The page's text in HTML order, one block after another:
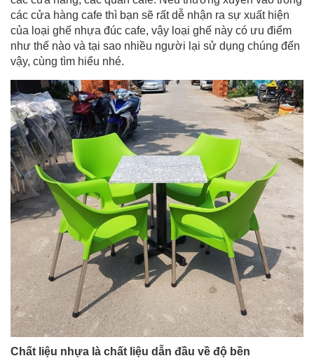
các cửa hàng cafe thì bạn sẽ rất dễ nhận ra sự xuất hiện
của loại ghế nhựa đúc cafe, vậy loại ghế này có ưu điểm
như thế nào và tại sao nhiều người lại sử dụng chúng đến
vậy, cùng tìm hiểu nhé.
Chất liệu nhựa là chất liệu dẫn đầu về độ bền